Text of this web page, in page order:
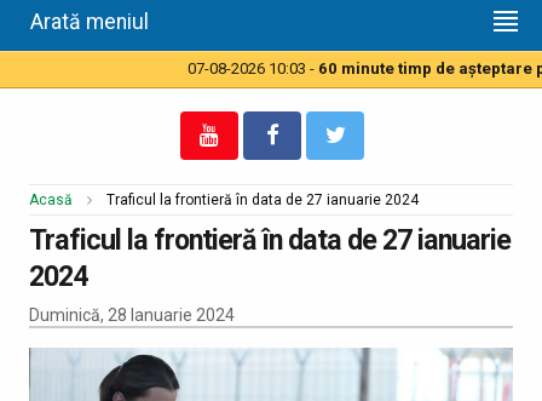
Arată meniul
07-08-2026 10:03 - 60 minute timp de aşteptare
Acasă Traficul la frontieră în data de 27 ianuarie 2024
Traficul la frontieră în data de 27 ianuarie
2024
Duminică, 28 Ianuarie 2024